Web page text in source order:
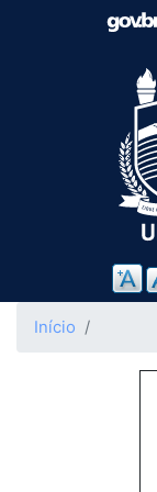
Início